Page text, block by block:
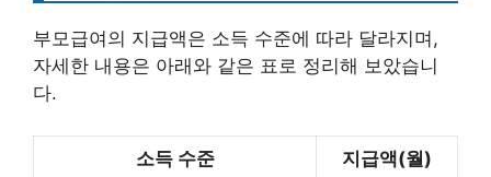
부모급여의 지급액은 소득 수준에 따라 달라지며,
자세한 내용은 아래와 같은 표로 정리해 보았습니
다.
소득 수준 지급액(월)